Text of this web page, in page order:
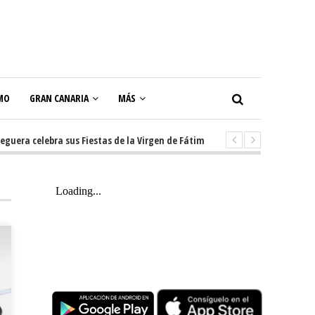
GRAN CANARIA MÁS
celebra sus Fiestas de la Virgen de Fátima con diez días de tradición,